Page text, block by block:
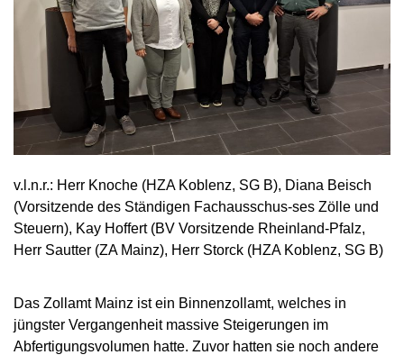
v.l.n.r.: Herr Knoche (HZA Koblenz, SG B), Diana Beisch
(Vorsitzende des Ständigen Fachausschus-ses Zölle und
Steuern), Kay Hoffert (BV Vorsitzende Rheinland-Pfalz,
Herr Sautter (ZA Mainz), Herr Storck (HZA Koblenz, SG B)
Das Zollamt Mainz ist ein Binnenzollamt, welches in
jüngster Vergangenheit massive Steigerungen im
Abfertigungsvolumen hatte. Zuvor hatten sie noch andere